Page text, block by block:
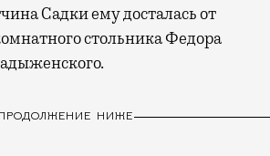
Садки ему досталась от
стольника Федора
НИЖЕ